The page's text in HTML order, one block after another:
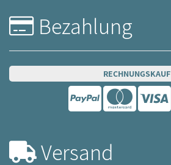
Bezahlung
RECHNUNGSKAUF
Versand